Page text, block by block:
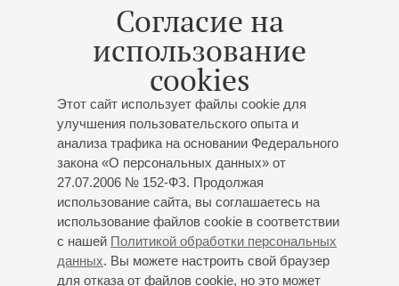
Согласие на
использование
cookies
Этот сайт использует файлы cookie для
улучшения пользовательского опыта и
анализа трафика на основании Федерального
закона «О персональных данных» от
27.07.2006 № 152-ФЗ. Продолжая
использование сайта, вы соглашаетесь на
использование файлов cookie в соответствии
с нашей Политикой обработки персональных
данных. Вы можете настроить свой браузер
для отказа от файлов cookie, но это может
Екатерина Нагорная
Людмила Гуцевич- виолончель;Андрей
- контрабас, лютня;Георгий Кварацхелия
Ольга Чернова- скрипка
: Канон;Доуленд: "Forlorn Hope Fancy"
(«Безнадёжная фантазия»);Гендель: "Son come
navicella" («Кораблик в бурном море»), Ария
Альмирены "Lascia ch'io pianga" (из оперы
Рамо
: Концерт № 5 из цикла
«Концертные пьесы для клавесина и струнных»;
: Сюита для оркестра № 3 ре мажор,
«Шутка» из сюиты для оркестра № 2;
Концерт для альта, струнных и бассо континуо соль
мажор; Корелли: «Рождественский концерт»;